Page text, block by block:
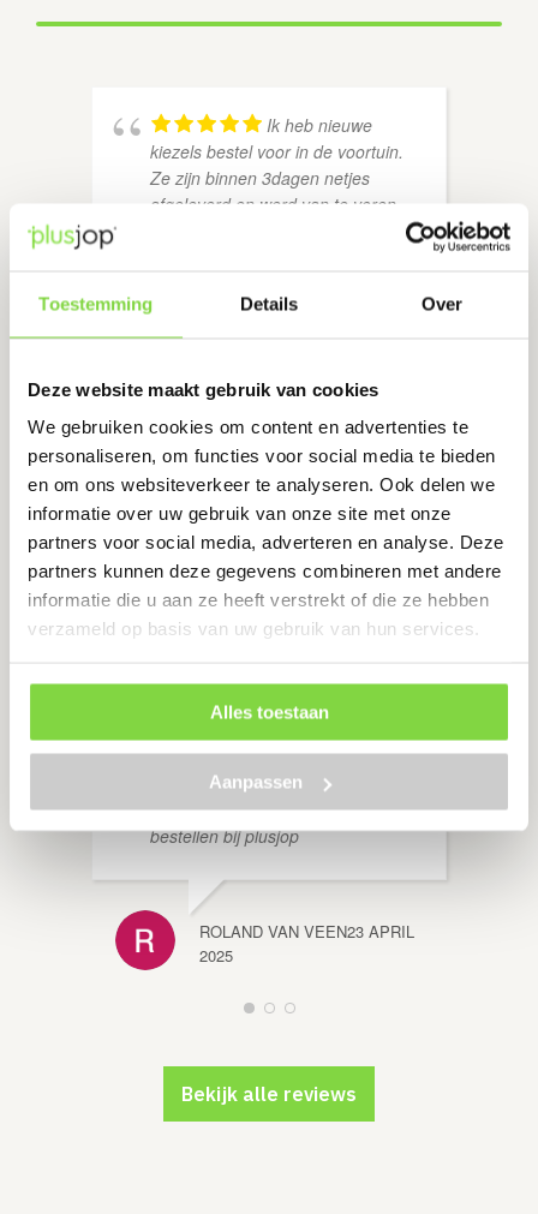
Toestemming Details Over
Deze website maakt gebruik van cookies
We gebruiken cookies om content en advertenties te
personaliseren, om functies voor social media te bieden
en om ons websiteverkeer te analyseren. Ook delen we
informatie over uw gebruik van onze site met onze
partners voor social media, adverteren en analyse. Deze
partners kunnen deze gegevens combineren met andere
informatie die u aan ze heeft verstrekt of die ze hebben
verzameld op basis van uw gebruik van hun services.
Alles toestaan
Aanpassen
Ik heb nieuwe
kiezels bestel voor in de voortuin.
Ze zijn binnen 3dagen netjes
afgeleverd en werd van te voren
afgeleverd en alles was netjes
ingepakt. Ik had te weinig kiezels
Tom deze medewerker heeft mij
uitstekend geïnformeerd over de
kon doen om zo snel mogelijk de
zelfde kiezels te ontvangen en de
juiste hoeveelheid. Bedankt Tom
en plusjop!
LE M 26 JUNI 2025
Supersnelle en
nette levering. Voldeed exact aan
mijn verwachtingen. Top. Zeker
bestellen bij plusjop
ROLAND VAN VEEN23 APRIL
2025
HAN
Bekijk alle reviews